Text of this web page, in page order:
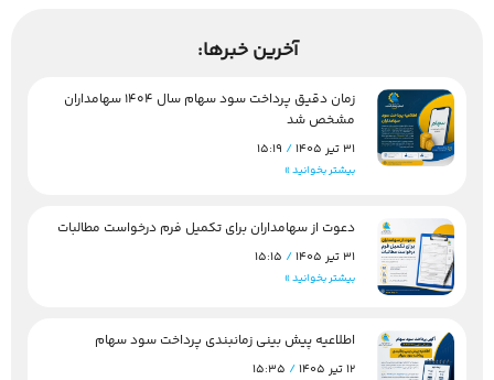
آخرین خبرها:
زمان دقیق پرداخت سود سهام سال 1404 سهامداران
مشخص شد
31 تیر 1405
بیشتر بخوانید »
دعوت از سهامداران برای تکمیل فرم درخواست مطالبات
31 تیر 1405
بیشتر بخوانید »
اطلاعیه پیش بینی زمانبندی پرداخت سود سهام
12 تیر 1405